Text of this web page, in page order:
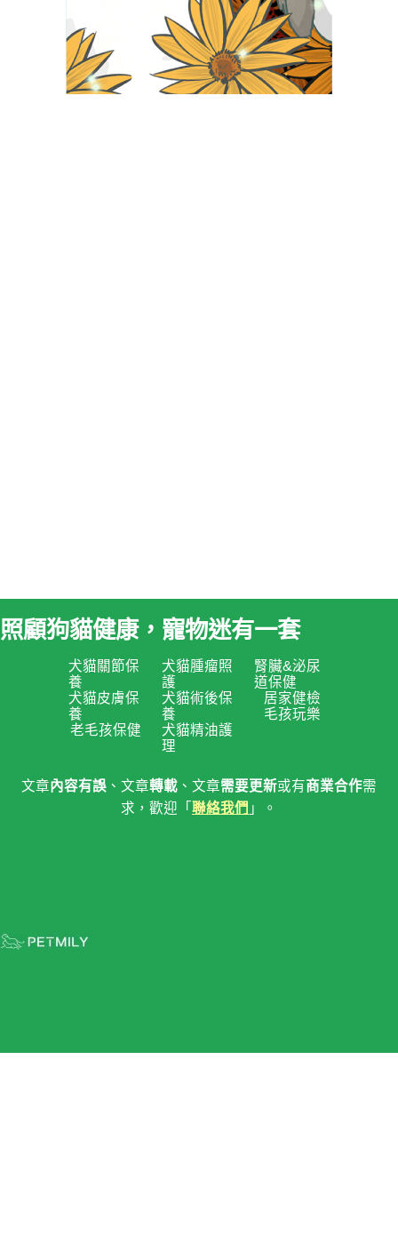
照顧狗貓健康，寵物迷有一套
犬貓關節保
養
犬貓皮膚保
養
老毛孩保健
犬貓腫瘤照
護
犬貓術後保
養
犬貓精油護
理
腎臟&泌尿
道保健
居家健檢
毛孩玩樂
文章內容有誤 、文章轉載 、文章需要更新或有商業合作需
求，歡迎「 聯絡我們 」。